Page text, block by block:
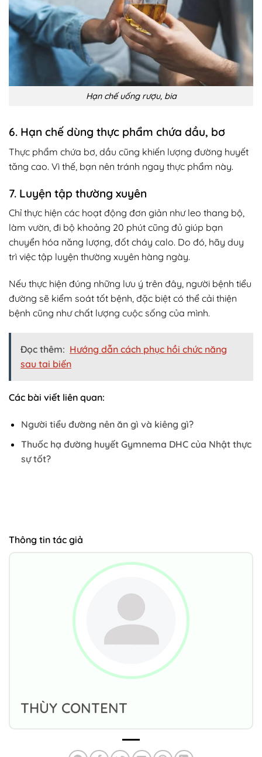
Hạn chế uống rượu, bia
6. Hạn chế dùng thực phẩm chứa dầu, bơ
Thực phẩm chứa bơ, dầu cũng khiến lượng đường huyết
tăng cao. Vì thế, bạn nên tránh ngay thực phẩm này.
7. Luyện tập thường xuyên
Chỉ thực hiện các hoạt động đơn giản như leo thang bộ,
làm vườn, đi bộ khoảng 20 phút cũng đủ giúp bạn
chuyển hóa năng lượng, đốt cháy calo. Do đó, hãy duy
trì việc tập luyện thường xuyên hàng ngày.
Nếu thực hiện đúng những lưu ý trên đây, người bệnh tiểu
đường sẽ kiểm soát tốt bệnh, đặc biệt có thể cải thiện
bệnh cũng như chất lượng cuộc sống của mình.
Đọc thêm: Hướng dẫn cách phục hồi chức năng
sau tai biến
Các bài viết liên quan:
Người tiểu đường nên ăn gì và kiêng gì?
Thuốc hạ đường huyết Gymnema DHC của Nhật thực
sự tốt?
Thông tin tác giả
THÙY CONTENT